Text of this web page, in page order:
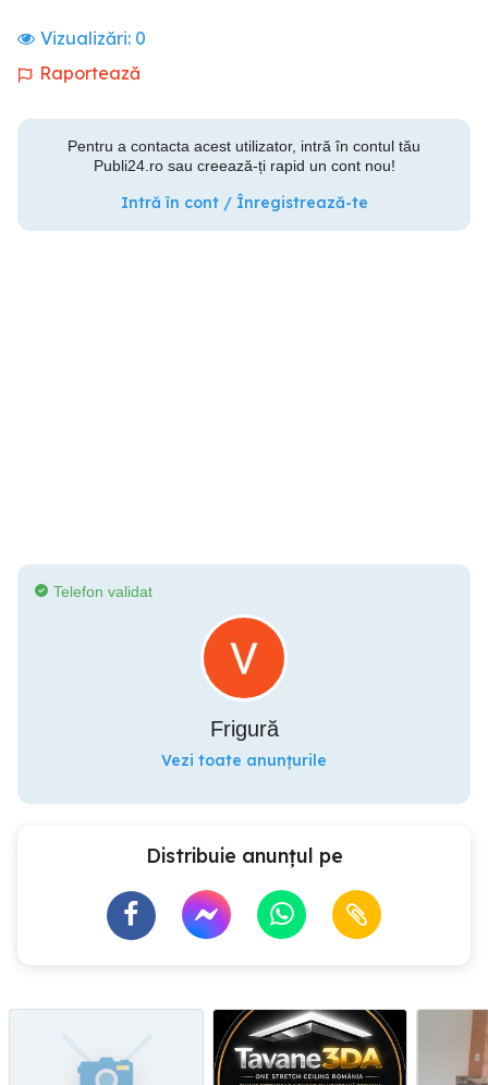
Vizualizări: 0
Raportează
Pentru a contacta acest utilizator, intră în contul tău
Publi24.ro sau creează-ți rapid un cont nou!
Intră în cont / Înregistrează-te
Telefon validat
Frigură
Vezi toate anunțurile
Distribuie anunțul pe